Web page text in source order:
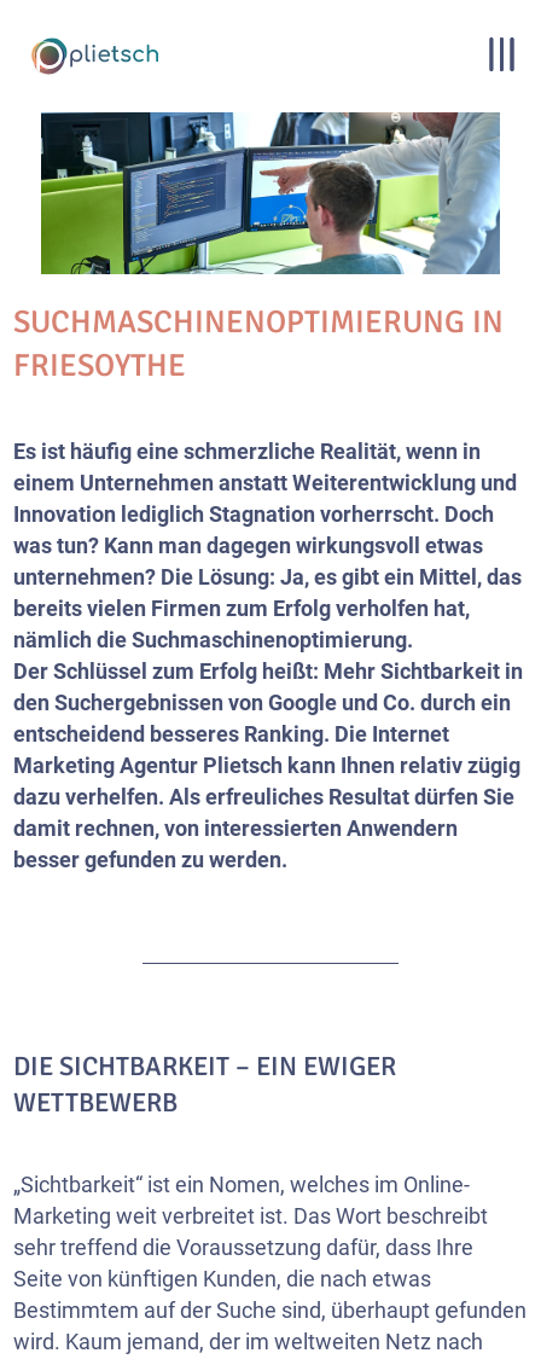
SUCHMASCHINENOPTIMIERUNG IN
FRIESOYTHE
Es ist häufig eine schmerzliche Realität, wenn in
einem Unternehmen anstatt Weiterentwicklung und
Innovation lediglich Stagnation vorherrscht. Doch
was tun? Kann man dagegen wirkungsvoll etwas
unternehmen? Die Lösung: Ja, es gibt ein Mittel, das
bereits vielen Firmen zum Erfolg verholfen hat,
nämlich die Suchmaschinenoptimierung.
Der Schlüssel zum Erfolg heißt: Mehr Sichtbarkeit in
den Suchergebnissen von Google und Co. durch ein
entscheidend besseres Ranking. Die Internet
Marketing Agentur Plietsch kann Ihnen relativ zügig
dazu verhelfen. Als erfreuliches Resultat dürfen Sie
damit rechnen, von interessierten Anwendern
besser gefunden zu werden.
DIE SICHTBARKEIT – EIN EWIGER
WETTBEWERB
„Sichtbarkeit“ ist ein Nomen, welches im Online-
Marketing weit verbreitet ist. Das Wort beschreibt
sehr treffend die Voraussetzung dafür, dass Ihre
Seite von künftigen Kunden, die nach etwas
Bestimmtem auf der Suche sind, überhaupt gefunden
wird. Kaum jemand, der im weltweiten Netz nach